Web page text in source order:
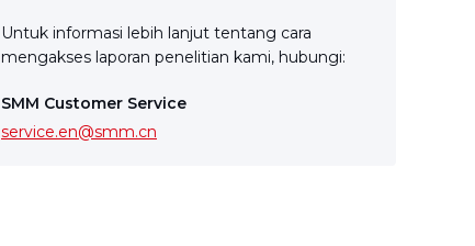
Untuk informasi lebih lanjut tentang cara
mengakses laporan penelitian kami, hubungi:
SMM Customer Service
service.en@smm.cn